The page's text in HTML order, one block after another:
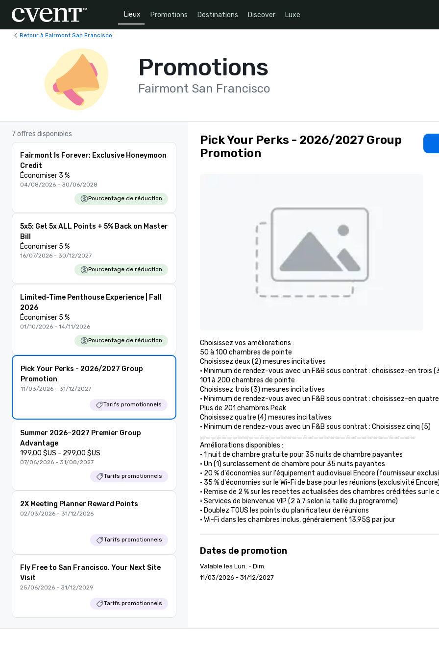
Lieux Promotions Destinations Discover Luxe
Retour à Fairmont San Francisco
Promotions
Fairmont San Francisco
7 offres disponibles
Fairmont Is Forever: Exclusive Honeymoon
Credit
Économiser 3 %
04/08/2026 - 30/06/2028
Pourcentage de réduction
5x5: Get 5x ALL Points + 5% Back on Master
Bill
Économiser 5 %
16/07/2026 - 30/12/2027
Pourcentage de réduction
Limited-Time Penthouse Experience | Fall
2026
Économiser 5 %
01/10/2026 - 14/11/2026
Pourcentage de réduction
Pick Your Perks - 2026/2027 Group
Promotion
11/03/2026 - 31/12/2027
Tarifs promotionnels
Summer 2026–2027 Premier Group
Advantage
199,00 $US - 299,00 $US
07/06/2026 - 31/08/2027
Tarifs promotionnels
2X Meeting Planner Reward Points
02/03/2026 - 31/12/2026
Tarifs promotionnels
Fly Free to San Francisco. Your Next Site
Visit
25/06/2026 - 31/12/2029
Tarifs promotionnels
Pick Your Perks - 2026/2027 Group
Promotion
Choisissez vos améliorations :
50 à 100 chambres de pointe
Choisissez deux (2) mesures incitatives
• Minimum de rendez-vous avec un F&B sous contrat : choisissez-en trois
101 à 200 chambres de pointe
Choisissez trois (3) mesures incitatives
• Minimum de rendez-vous avec un F&B sous contrat : choisissez-en
Plus de 201 chambres Peak
Choisissez quatre (4) mesures incitatives
• Minimum de rendez-vous avec un F&B sous contrat : Choisissez cinq (5)
________________________________________
Améliorations disponibles :
• 1 nuit de chambre gratuite pour 35 nuits de chambre payantes
• Un (1) surclassement de chambre pour 35 nuits payantes
• 20 % d'économies sur l'équipement audiovisuel Encore (fournisseur
• 35 % d'économies sur le Wi-Fi de base pour les réunions (exclusivité Encore)
• Remise de 2 % sur les recettes actualisées des chambres créditées sur le
• Services de bienvenue VIP (2 à 7 selon la taille du programme)
• Doublez TOUS les points du planificateur de réunions
• Wi-Fi dans les chambres inclus, généralement 13,95$ par jour
Dates de promotion
Valable les Lun. - Dim.
11/03/2026 - 31/12/2027